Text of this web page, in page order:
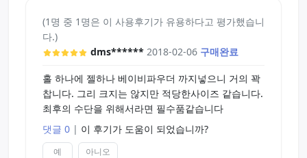
(1명 중 1명은 이 사용후기가 유용하다고 평가했습니
다.)
dms****** 2018-02-06 구매완료
홀 하나에 젤하나 베이비파우더 까지넣으니 거의 꽉
찹니다. 그리 크지는 않지만 적당한사이즈 같습니다.
최후의 수단을 위해서라면 필수품같습니다
댓글 0 | 이 후기가 도움이 되었습니까?
예 아니오